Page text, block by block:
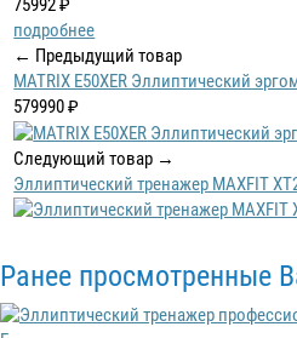
75992 ₽
подробнее
← Предыдущий товар
MATRIX E50XER Эллиптический
579990 ₽
Следующий товар →
Эллиптический тренажер MAXFIT
Ранее просмотренные